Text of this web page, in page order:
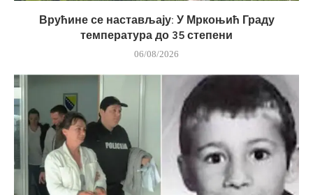
Врућине се настављају: У Мркоњић Граду
температура до 35 степени
06/08/2026